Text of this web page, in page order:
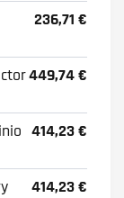
236,71 €
449,74 €
414,23 €
414,23 €